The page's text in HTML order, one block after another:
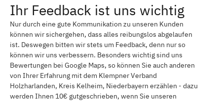
Ihr Feedback ist uns wichtig
Nur durch eine gute Kommunikation zu unseren Kunden
können wir sichergehen, dass alles reibungslos abgelaufen
ist. Deswegen bitten wir stets um Feedback, denn nur so
können wir uns verbessern. Besonders wichtig sind uns
Bewertungen bei Google Maps, so können Sie auch anderen
von Ihrer Erfahrung mit dem Klempner Verband
Holzharlanden, Kreis Kelheim, Niederbayern erzählen - dazu
werden Ihnen 10€ gutgeschrieben, wenn Sie unseren